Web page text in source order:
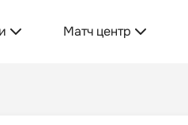
Матч центр